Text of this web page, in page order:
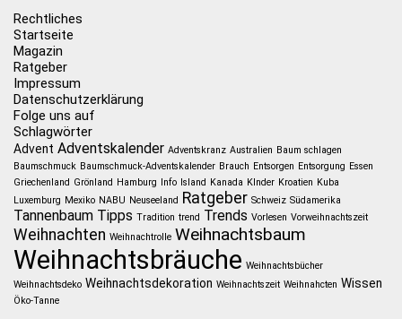
Rechtliches
Startseite
Magazin
Ratgeber
Impressum
Datenschutzerklärung
Folge uns auf
Schlagwörter
Advent Adventskalender Adventskranz Australien Baum schlagen
Baumschmuck Baumschmuck-Adventskalender Brauch Entsorgen Entsorgung Essen
Griechenland Grönland Hamburg Info Island Kanada KInder Kroatien Kuba
Luxemburg Mexiko NABU Neuseeland Ratgeber Schweiz Südamerika
Tannenbaum Tipps Tradition trend Trends Vorlesen Vorweihnachtszeit
Weihnachten Weihnachtrolle Weihnachtsbaum
Weihnachtsbräuche Weihnachtsbücher
Weihnachtsdeko Weihnachtsdekoration Weihnachtszeit Weihnahcten Wissen
Öko-Tanne